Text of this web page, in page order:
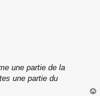
une partie de la
une partie du